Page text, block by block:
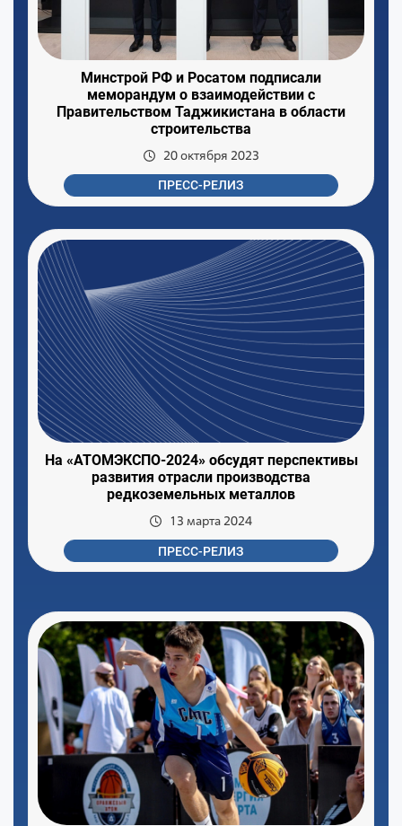
Минстрой РФ и Росатом подписали
меморандум о взаимодействии с
Правительством Таджикистана в области
строительства
20 октября 2023
ПРЕСС-РЕЛИЗ
На «АТОМЭКСПО-2024» обсудят перспективы
развития отрасли производства
редкоземельных металлов
13 марта 2024
ПРЕСС-РЕЛИЗ